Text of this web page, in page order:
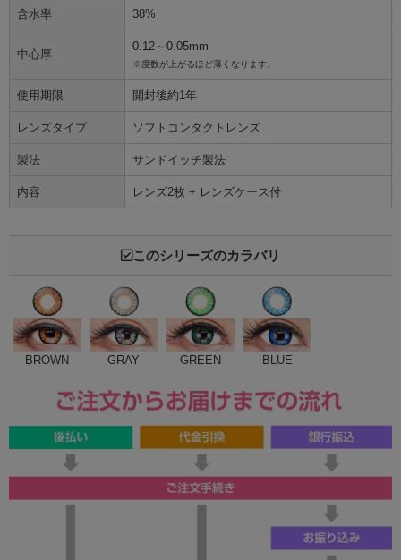
含水率 38%
中心厚
0.12～0.05mm
※度数が上がるほど薄くなります。
使用期限 開封後約1年
レンズタイプ ソフトコンタクトレンズ
製法 サンドイッチ製法
内容 レンズ2枚 + レンズケース付
このシリーズのカラバリ
BROWN GRAY GREEN BLUE